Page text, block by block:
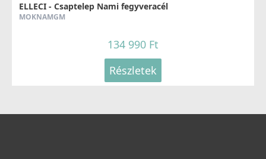
ELLECI - Csaptelep Nami fegyveracél
MOKNAMGM
134 990 Ft
Részletek